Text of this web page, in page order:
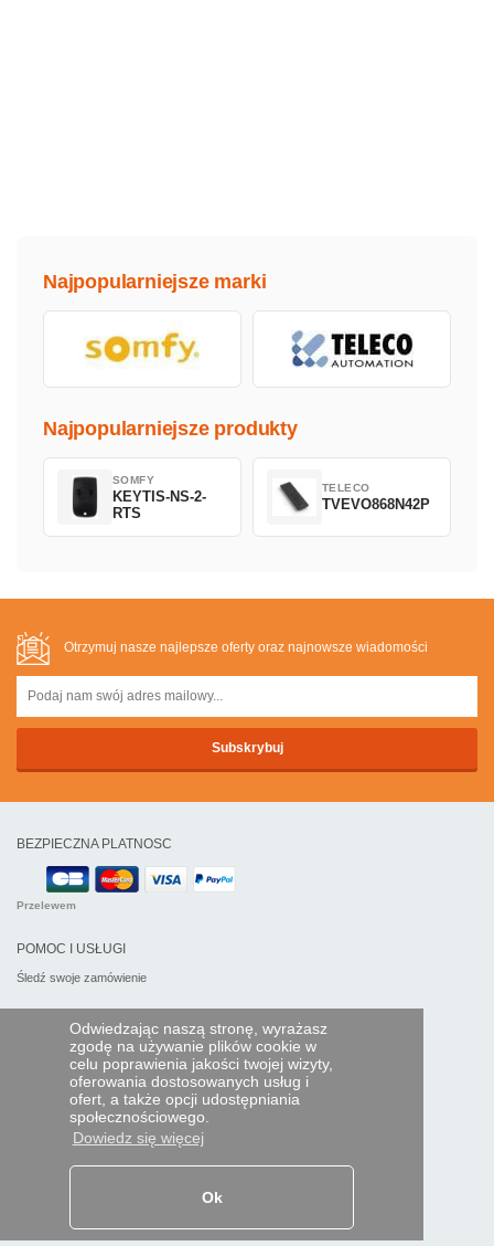
Odwiedzając naszą stronę, wyrażasz
zgodę na używanie plików cookie w
celu poprawienia jakości twojej wizyty,
oferowania dostosowanych usług i
ofert, a także opcji udostępniania
społecznościowego.
Dowiedz się więcej
Ok
Najpopularniejsze marki
Najpopularniejsze produkty
SOMFY
KEYTIS-NS-2-
RTS
TELECO
TVEVO868N42P
Otrzymuj nasze najlepsze oferty oraz najnowsze wiadomości
BEZPIECZNA PLATNOSC
Przelewem
POMOC I USŁUGI
Śledź swoje zamówienie
PILOTY EXPRESS
Kim jesteśmy?
Informacje prawne
Dane osobowe
Moja strefa dla firm
ORAZ NA ŚWIECIE: